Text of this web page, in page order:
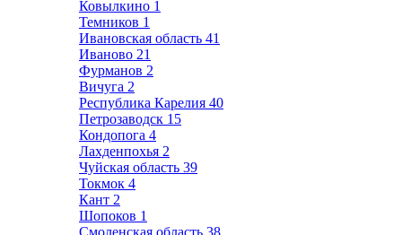
Ковылкино 1
Темников 1
Ивановская область 41
Иваново 21
Фурманов 2
Вичуга 2
Республика Карелия 40
Петрозаводск 15
Кондопога 4
Лахденпохья 2
Чуйская область 39
Токмок 4
Кант 2
Шопоков 1
Смоленская область 38